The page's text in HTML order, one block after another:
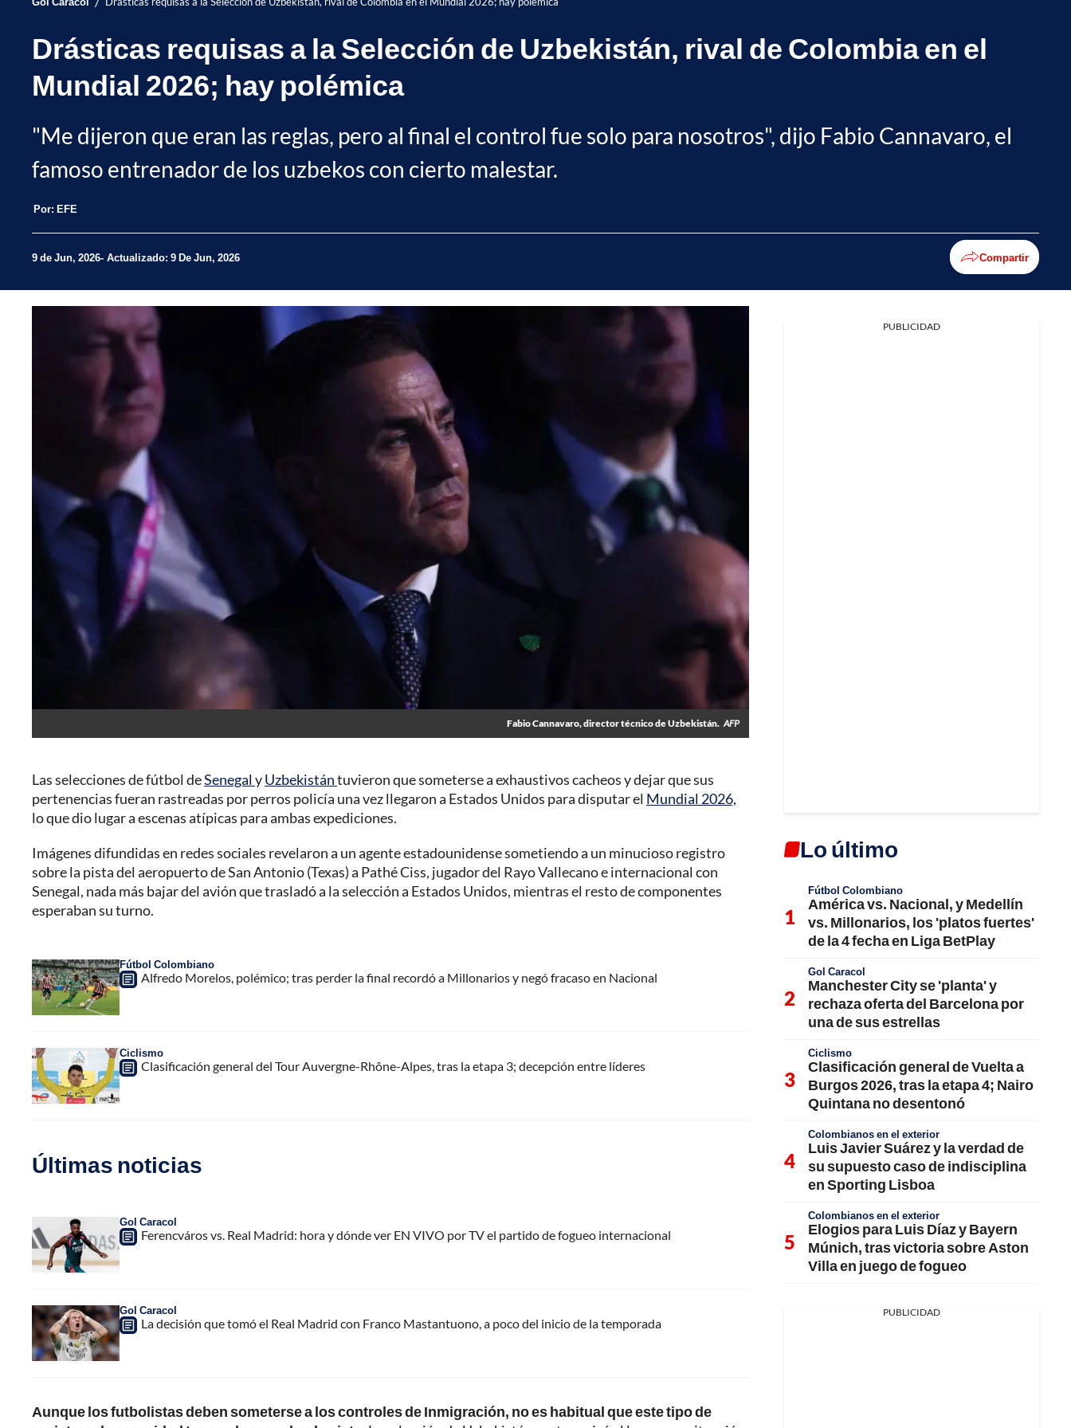
Drásticas requisas a la Selección de Uzbekistán, rival de Colombia en el
Mundial 2026; hay polémica
"Me dijeron que eran las reglas, pero al final el control fue solo para nosotros", dijo Fabio Cannavaro, el
famoso entrenador de los uzbekos con cierto malestar.
Por: EFE
9 de Jun, 2026 Actualizado: 9 De Jun, 2026 Compartir
Fabio Cannavaro, director técnico de Uzbekistán. AFP
Las selecciones de fútbol deSenegalyUzbekistántuvieron que someterse a exhaustivos cacheos y dejar que sus
pertenencias fueran rastreadas por perros policía una vez llegaron a Estados Unidos para disputar el Mundial 2026,
lo que dio lugar a escenas atípicas para ambas expediciones.
Imágenes difundidas en redes sociales revelaron a un agente estadounidense sometiendo a un minucioso registro
sobre la pista del aeropuerto de San Antonio (Texas) a Pathé Ciss, jugador del Rayo Vallecano e internacional con
Senegal, nada más bajar del avión que trasladó a la selección a Estados Unidos, mientras el resto de componentes
esperaban su turno.
Fútbol Colombiano
Alfredo Morelos, polémico; tras perder la final recordó a Millonarios y negó fracaso en Nacional
Ciclismo
Clasificación general del Tour Auvergne-Rhône-Alpes, tras la etapa 3; decepción entre líderes
Últimas noticias
Gol Caracol
Ferencváros vs. Real Madrid: hora y dónde ver EN VIVO por TV el partido de fogueo internacional
Gol Caracol
La decisión que tomó el Real Madrid con Franco Mastantuono, a poco del inicio de la temporada
Aunque los futbolistas deben someterse a los controles de Inmigración, no es habitual que este tipo de
PUBLICIDAD
Lo último
Fútbol Colombiano
América vs. Nacional, y Medellín
vs. Millonarios, los 'platos fuertes'
de la 4 fecha en Liga BetPlay
Gol Caracol
Manchester City se 'planta' y
rechaza oferta del Barcelona por
una de sus estrellas
Ciclismo
Clasificación general de Vuelta a
Burgos 2026, tras la etapa 4; Nairo
Quintana no desentonó
Colombianos en el exterior
Luis Javier Suárez y la verdad de
su supuesto caso de indisciplina
en Sporting Lisboa
Colombianos en el exterior
Elogios para Luis Díaz y Bayern
Múnich, tras victoria sobre Aston
Villa en juego de fogueo
PUBLICIDAD